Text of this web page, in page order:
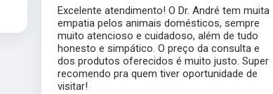
Excelente atendimento! O Dr. André tem muita
empatia pelos animais domésticos, sempre
muito atencioso e cuidadoso, além de tudo
honesto e simpático. O preço da consulta e
dos produtos oferecidos é muito justo. Super
recomendo pra quem tiver oportunidade de
visitar!